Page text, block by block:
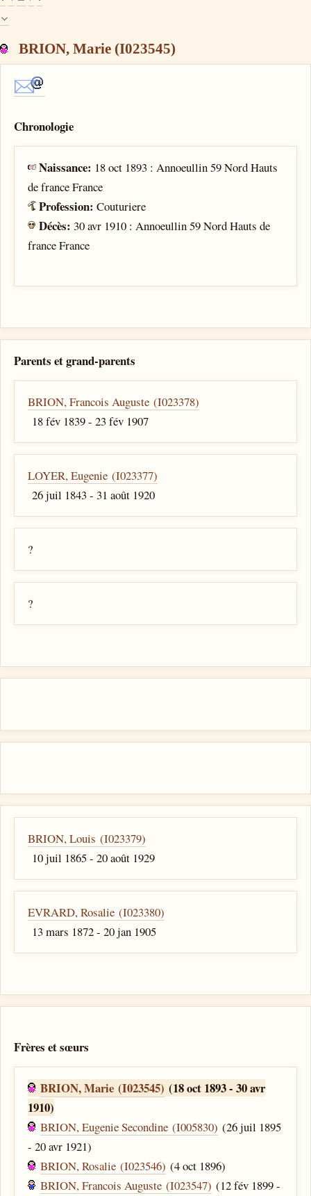
BRION, Marie (I023545)
Chronologie
Naissance: 18 oct 1893 : Annoeullin 59 Nord Hauts
de france France
Profession:Couturiere
Décès:30 avr 1910 : Annoeullin 59 Nord Hauts de
france France
Parents et grand-parents
BRION, Francois Auguste (I023378)
18 fév 1839 - 23 fév 1907
LOYER, Eugenie (I023377)
26 juil 1843 - 31 août 1920
?
?
BRION, Louis (I023379)
10 juil 1865 - 20 août 1929
EVRARD, Rosalie (I023380)
13 mars 1872 - 20 jan 1905
Frères et sœurs
BRION, Marie (I023545) (18 oct 1893 - 30 avr
1910)
BRION, Eugenie Secondine (I005830) (26 juil 1895
- 20 avr 1921)
BRION, Rosalie (I023546) (4 oct 1896)
BRION, Francois Auguste (I023547) (12 fév 1899 -